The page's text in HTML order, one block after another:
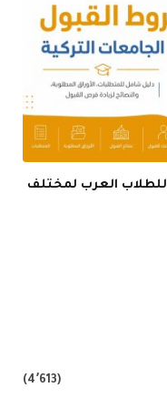
العرب لمختلف
(4٬613)